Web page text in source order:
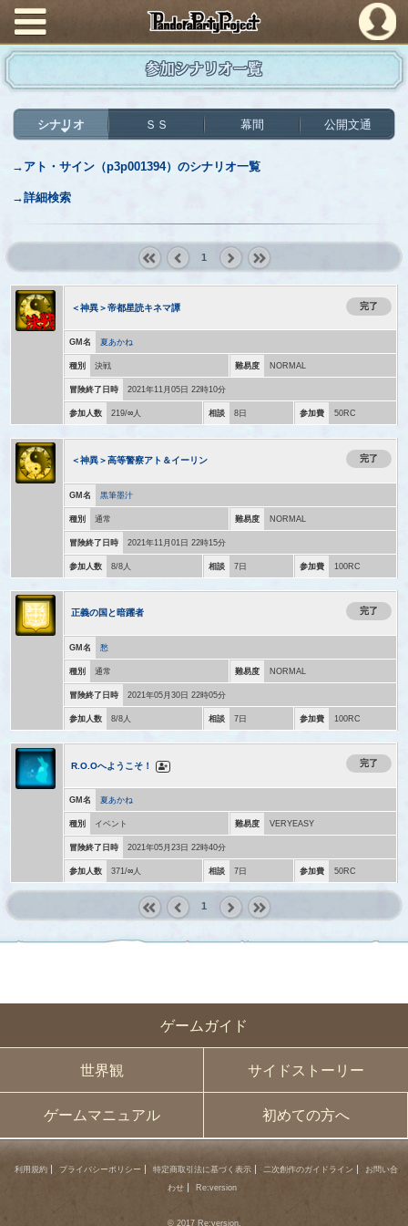
PandoraPartyProject
ゲームガイド
世界観 サイドストーリー
ゲームマニュアル 初めての方へ
参加シナリオ一覧
シナリオ ＳＳ 幕間 公開文通
→アト・サイン（p3p001394）のシナリオ一覧
→詳細検索
1
＜神異＞帝都星読キネマ譚 完了
GM名 夏あかね
種別 決戦 難易度 NORMAL
冒険終了日時 2021年11月05日 22時10分
参加人数 219/∞人 相談 8日 参加費 50RC
＜神異＞高等警察アト＆イーリン 完了
GM名 黒筆墨汁
種別 通常 難易度 NORMAL
冒険終了日時 2021年11月01日 22時15分
参加人数 8/8人 相談 7日 参加費 100RC
正義の国と暗躍者 完了
GM名 愁
種別 通常 難易度 NORMAL
冒険終了日時 2021年05月30日 22時05分
参加人数 8/8人 相談 7日 参加費 100RC
R.O.Oへようこそ！ 完了
GM名 夏あかね
種別 イベント 難易度 VERYEASY
冒険終了日時 2021年05月23日 22時40分
参加人数 371/∞人 相談 7日 参加費 50RC
1
利用規約 プライバシーポリシー 特定商取引法に基づく表示 二次創作のガイドライン
お問い合
わせ
Re:version
© 2017 Re:version.